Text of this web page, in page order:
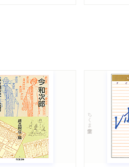
ちくま学芸文庫